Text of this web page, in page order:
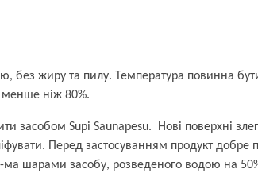
без жиру та пилу. Температура повинна
менше ніж 80%.
засобом Supi Saunapesu. Нові поверхні
Перед застосуванням продукт добре
ма шарами засобу, розведеного водою на